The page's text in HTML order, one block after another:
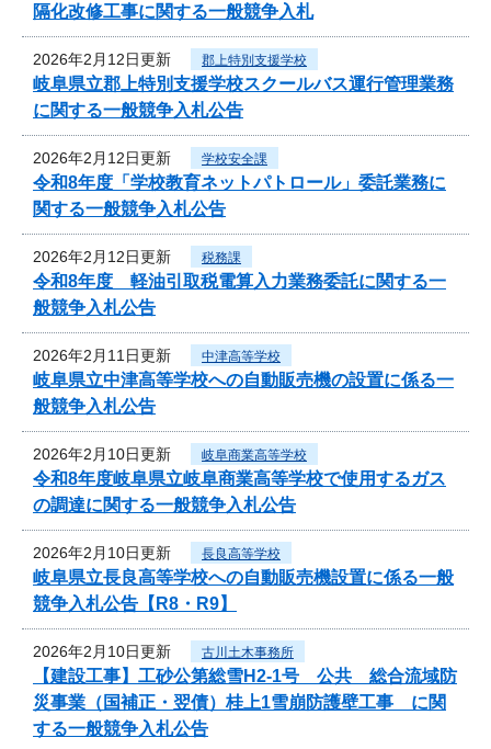
隔化改修工事に関する一般競争入札
2026年2月12日更新 郡上特別支援学校
岐阜県立郡上特別支援学校スクールバス運行管理業務
に関する一般競争入札公告
2026年2月12日更新 学校安全課
令和8年度「学校教育ネットパトロール」委託業務に
関する一般競争入札公告
2026年2月12日更新 税務課
令和8年度 軽油引取税電算入力業務委託に関する一
般競争入札公告
2026年2月11日更新 中津高等学校
岐阜県立中津高等学校への自動販売機の設置に係る一
般競争入札公告
2026年2月10日更新 岐阜商業高等学校
令和8年度岐阜県立岐阜商業高等学校で使用するガス
の調達に関する一般競争入札公告
2026年2月10日更新 長良高等学校
岐阜県立長良高等学校への自動販売機設置に係る一般
競争入札公告【R8・R9】
2026年2月10日更新 古川土木事務所
【建設工事】工砂公第総雪H2-1号 公共 総合流域防
災事業（国補正・翌債）桂上1雪崩防護壁工事 に関
する一般競争入札公告